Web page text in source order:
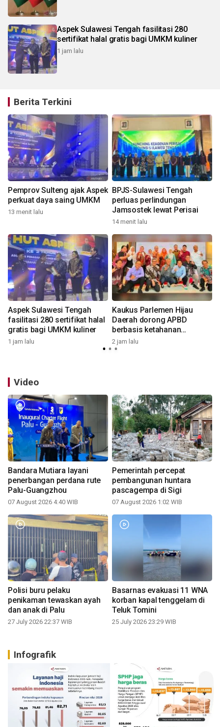
Aspek Sulawesi Tengah fasilitasi 280
sertifikat halal gratis bagi UMKM kuliner
1 jam lalu
Berita Terkini
Pemprov Sulteng ajak Aspek
perkuat daya saing UMKM
13 menit lalu
BPJS-Sulawesi Tengah
perluas perlindungan
Jamsostek lewat Perisai
14 menit lalu
Aspek Sulawesi Tengah
fasilitasi 280 sertifikat halal
gratis bagi UMKM kuliner
1 jam lalu
Kaukus Parlemen Hijau
Daerah dorong APBD
berbasis ketahanan
lingkungan
2 jam lalu
Video
Bandara Mutiara layani
penerbangan perdana rute
Palu-Guangzhou
07 August 2026 4:40 WIB
Pemerintah percepat
pembangunan huntara
pascagempa di Sigi
07 August 2026 1:02 WIB
Polisi buru pelaku
penikaman tewaskan ayah
dan anak di Palu
27 July 2026 22:37 WIB
Basarnas evakuasi 11 WNA
korban kapal tenggelam di
Teluk Tomini
25 July 2026 23:29 WIB
Infografik